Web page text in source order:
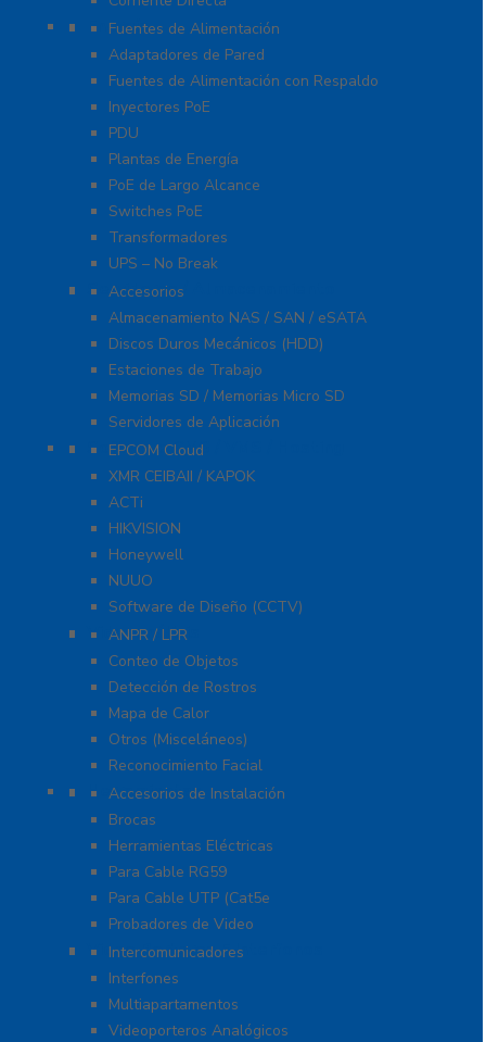
Energía
Fuentes de Alimentación
Adaptadores de Pared
Fuentes de Alimentación con Respaldo
Inyectores PoE
PDU
Plantas de Energía
PoE de Largo Alcance
Switches PoE
Transformadores
UPS – No Break
Servidores / Almacenamiento
Accesorios
Almacenamiento NAS / SAN / eSATA
Discos Duros Mecánicos (HDD)
Estaciones de Trabajo
Memorias SD / Memorias Micro SD
Servidores de Aplicación
Software CMS / VMS / Hosting
EPCOM Cloud
XMR CEIBAII / KAPOK
ACTi
HIKVISION
Honeywell
NUUO
Software de Diseño (CCTV)
Videoanálisis
ANPR / LPR
Conteo de Objetos
Detección de Rostros
Mapa de Calor
Otros (Misceláneos)
Reconocimiento Facial
Herramientas
Accesorios de Instalación
Brocas
Herramientas Eléctricas
Para Cable RG59
Para Cable UTP (Cat5e
Probadores de Video
Video Porteros E Interfonos
Intercomunicadores
Interfones
Multiapartamentos
Videoporteros Analógicos